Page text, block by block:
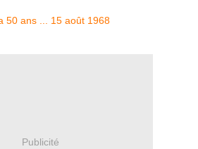
Publicité